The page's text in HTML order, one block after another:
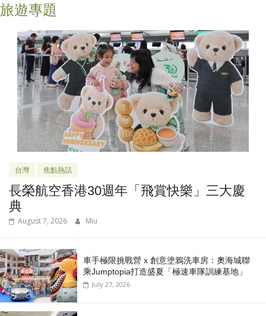
旅遊專題
台灣 焦點熱話
長榮航空香港30週年「飛賞快樂」三大慶
典
August 7, 2026 Miu
車手極限挑戰營 x 創意塗鴉洗車房：奧海城聯
乘Jumptopia打造盛夏「極速車隊訓練基地」
July 27, 2026